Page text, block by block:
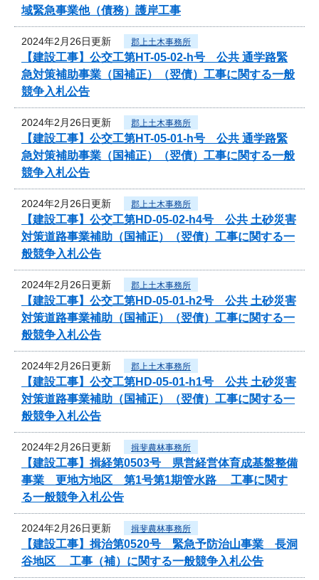
域緊急事業他（債務）護岸工事
2024年2月26日更新 郡上土木事務所
【建設工事】公交工第HT-05-02-h号 公共 通学路緊
急対策補助事業（国補正）（翌債）工事に関する一般
競争入札公告
2024年2月26日更新 郡上土木事務所
【建設工事】公交工第HT-05-01-h号 公共 通学路緊
急対策補助事業（国補正）（翌債）工事に関する一般
競争入札公告
2024年2月26日更新 郡上土木事務所
【建設工事】公交工第HD-05-02-h4号 公共 土砂災害
対策道路事業補助（国補正）（翌債）工事に関する一
般競争入札公告
2024年2月26日更新 郡上土木事務所
【建設工事】公交工第HD-05-01-h2号 公共 土砂災害
対策道路事業補助（国補正）（翌債）工事に関する一
般競争入札公告
2024年2月26日更新 郡上土木事務所
【建設工事】公交工第HD-05-01-h1号 公共 土砂災害
対策道路事業補助（国補正）（翌債）工事に関する一
般競争入札公告
2024年2月26日更新 揖斐農林事務所
【建設工事】揖経第0503号 県営経営体育成基盤整備
事業 更地方地区 第1号第1期管水路 工事に関す
る一般競争入札公告
2024年2月26日更新 揖斐農林事務所
【建設工事】揖治第0520号 緊急予防治山事業 長洞
谷地区 工事（補）に関する一般競争入札公告